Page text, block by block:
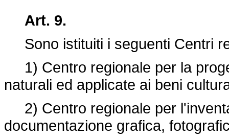
Art. 9.
Sono istituiti i seguenti Centri
1) Centro regionale per la
naturali ed applicate ai beni
2) Centro regionale per
documentazione grafica,